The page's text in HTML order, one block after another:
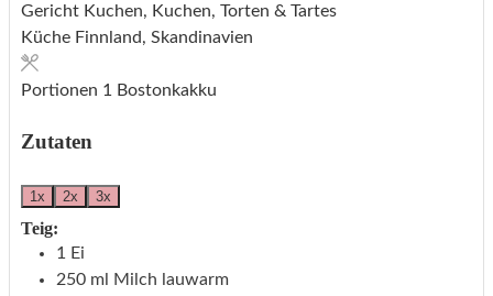
Gericht Kuchen, Kuchen, Torten & Tartes
Küche Finnland, Skandinavien
Portionen 1 Bostonkakku
Zutaten
1x 2x 3x
Teig:
1 Ei
250 ml Milch lauwarm